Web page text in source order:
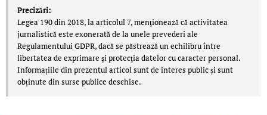
Precizări:
Legea 190 din 2018, la articolul 7, menţionează că activitatea
jurnalistică este exonerată de la unele prevederi ale
Regulamentului GDPR, dacă se păstrează un echilibru între
libertatea de exprimare şi protecţia datelor cu caracter personal.
Informațiile din prezentul articol sunt de interes public și sunt
obținute din surse publice deschise.